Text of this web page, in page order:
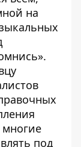
на
многие
под